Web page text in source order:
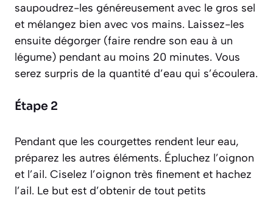
saupoudrez-les généreusement avec le gros sel
et mélangez bien avec vos mains. Laissez-les
ensuite dégorger (faire rendre son eau à un
légume) pendant au moins 20 minutes. Vous
serez surpris de la quantité d’eau qui s’écoulera.
Étape 2
Pendant que les courgettes rendent leur eau,
préparez les autres éléments. Épluchez l’oignon
et l’ail. Ciselez l’oignon très finement et hachez
l’ail. Le but est d’obtenir de tout petits